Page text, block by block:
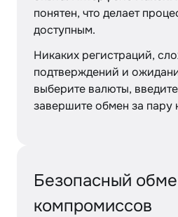
понятен, что делает
доступным.
Никаких регистраций,
подтверждений и
выберите валюты,
завершите обмен за пару
Безопасный
компромиссов